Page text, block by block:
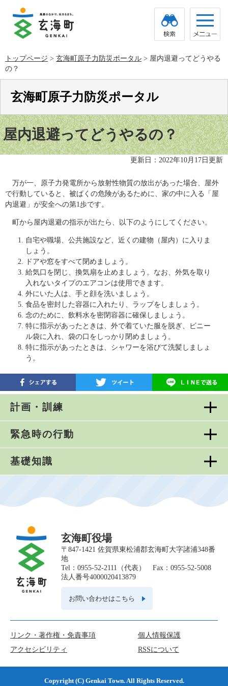
で
す。
ば
し
て
トップページ > 玄海町原子力防災ポータル > 屋内退避ってどうやる
の？
玄海町原子力防災ポータル
計画・訓練
緊急時の行動
基礎知識
本
文屋内退避ってどうやるの？
更新日：2022年10月17日更新
万が一、原子力発電所から放射性物質の放出があった場合、屋外
で行動していると、被ばくの危険があるために、家の中に入る「屋
内退避」が安全への第1歩です。
町から屋内退避の指示が出たら、以下のようにしてください。
自宅や職場、公共施設など、近くの建物（屋内）に入りま
しょう。
ドアや窓をすべて閉めましょう。
給気口を閉じ、換気扇を止めましょう。なお、外気を取り
入れないタイプのエアコンは使用できます。
外にいた人は、手と顔を洗いましょう。
食品を密封した容器に入れたり、ラップをしましょう。
念のために、飲料水を密閉容器に確保しましょう。
特に指示があったときは、外で着ていた服を脱ぎ、ビニー
ル袋に入れ、袋の口をしっかり閉めましょう。
特に指示があったときは、シャワーを浴びて洗髪しましょ
う。
玄海町役場
〒847-1421 佐賀県東松浦郡玄海町大字諸浦348番
地
Tel：0955-52-2111（代表） Fax：0955-52-5008
法人番号4000020413879
お問い合わせはこちら
リンク・著作権・免責事項
個人情報保護
アクセシビリティ
RSSについて
Copyright (C) Genkai Town. All Rights Reserved.